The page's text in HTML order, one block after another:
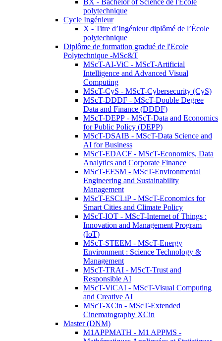
BX - Bachelor of Science de l'Ecole
polytechnique
Cycle Ingénieur
X - Titre d’Ingénieur diplômé de l’École
polytechnique
Diplôme de formation gradué de l'Ecole
Polytechnique -MSc&T
MScT-AI-ViC - MScT-Artificial
Intelligence and Advanced Visual
Computing
MScT-CyS - MScT-Cybersecurity (CyS)
MScT-DDDF - MScT-Double Degree
Data and Finance (DDDF)
MScT-DEPP - MScT-Data and Economics
for Public Policy (DEPP)
MScT-DSAIB - MScT-Data Science and
AI for Business
MScT-EDACF - MScT-Economics, Data
Analytics and Corporate Finance
MScT-EESM - MScT-Environmental
Engineering and Sustainability
Management
MScT-ESCLiP - MScT-Economics for
Smart Cities and Climate Policy
MScT-IOT - MScT-Internet of Things :
Innovation and Management Program
(IoT)
MScT-STEEM - MScT-Energy
Environment : Science Technology &
Management
MScT-TRAI - MScT-Trust and
Responsible AI
MScT-ViCAI - MScT-Visual Computing
and Creative AI
MScT-XCin - MScT-Extended
Cinematography XCin
Master (DNM)
M1APPMATH - M1 APPMS -